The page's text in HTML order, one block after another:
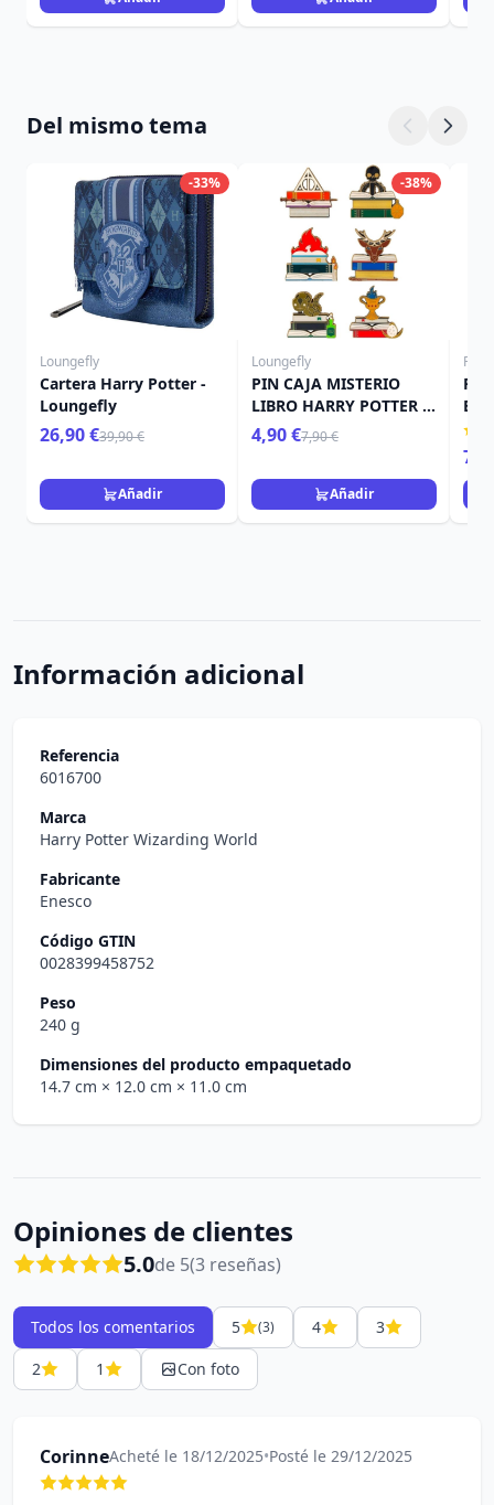
Del mismo tema
-33%
Loungefly
Cartera Harry Potter -
Loungefly
26,90 €39,90 €
Añadir
-38%
Loungefly
PIN CAJA MISTERIO
LIBRO HARRY POTTER -
HARRY POTTER
LOUNGEFLY
4,90 €7,90 €
Añadir
Información adicional
Referencia
6016700
Marca
Harry Potter Wizarding World
Fabricante
Enesco
Código GTIN
0028399458752
Peso
240 g
Dimensiones del producto empaquetado
14.7 cm × 12.0 cm × 11.0 cm
Opiniones de clientes
5.0de 5(3 reseñas)
Todos los comentarios 5 (3) 4
3
2
1 Con foto
CorinneAcheté le 18/12/2025•Posté le 29/12/2025